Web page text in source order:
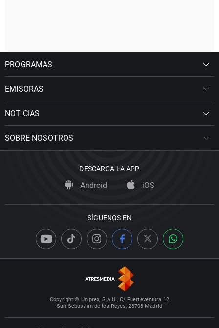
PROGRAMAS
EMISORAS
NOTICIAS
SOBRE NOSOTROS
DESCARGA LA APP
Android iOS
SÍGUENOS EN
Copyright © Uniprex, S.A.U., C/ Fuerteventura 12
San Sebastián de los Reyes, 28703 Madrid